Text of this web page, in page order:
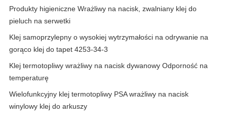
Produkty higieniczne Wrażliwy na nacisk, zwalniany klej do
pieluch na serwetki
Klej samoprzylepny o wysokiej wytrzymałości na odrywanie na
gorąco klej do tapet 4253-34-3
Klej termotopliwy wrażliwy na nacisk dywanowy Odporność na
temperaturę
Wielofunkcyjny klej termotopliwy PSA wrażliwy na nacisk
winylowy klej do arkuszy